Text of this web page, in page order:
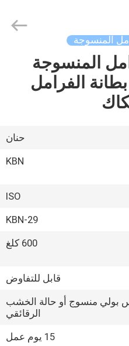
المنسوجة
المنسوجة
الفرامل
حنان
KBN
ISO
KBN-29
600 كلغ
قابل للتفاوض
بولي منسوج أو حالة الخشب
الرقائقي
15 يوم عمل